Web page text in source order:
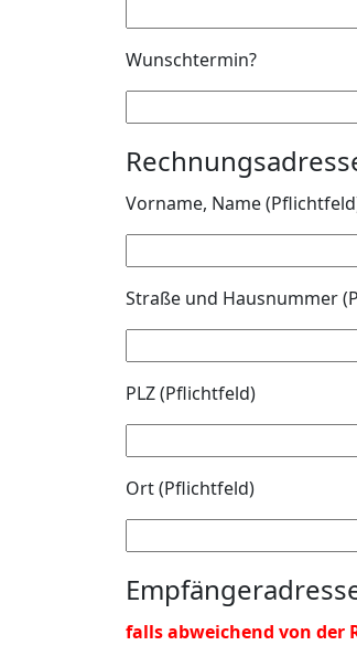
Wunschtermin?
Vorname, Name
Straße und Hausnummer
PLZ (Pflichtfeld)
Ort (Pflichtfeld)
falls abweichend von der